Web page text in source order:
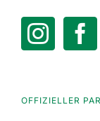
OFFIZIELLER